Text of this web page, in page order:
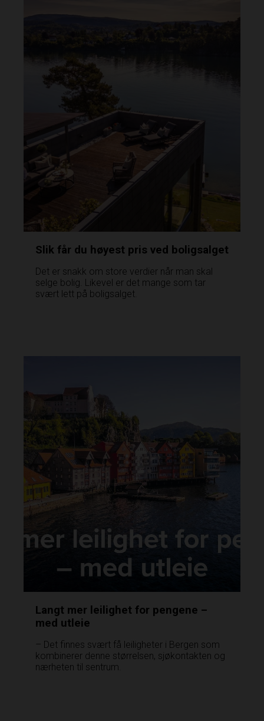
Slik får du høyest pris ved boligsalget
Det er snakk om store verdier når man skal
selge bolig. Likevel er det mange som tar
svært lett på boligsalget.
Langt mer leilighet for pengene –
med utleie
– Det finnes svært få leiligheter i Bergen som
kombinerer denne størrelsen, sjøkontakten og
nærheten til sentrum.